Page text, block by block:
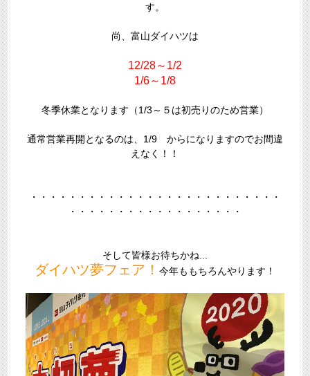
す。
尚、富山ダイハツは
12/28～1/2
1/6～1/8
冬季休業となります（1/3～５は初売りのため営業）
通常営業再開となるのは、1/9 からになりますのでお間違
えなく！！
・・・・・・・・・・・・・・・・・・・・・・・・・・
・・・・・・・・・・・・・・・・・・
そして皆様お待ちかね...
ダイハツ夢フェア！ 今年ももちろんやります！